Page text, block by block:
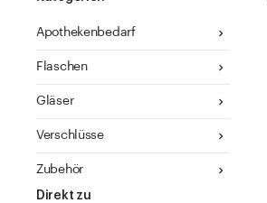
Apothekenbedarf
Flaschen
Gläser
Verschlüsse
Zubehör
Direkt zu